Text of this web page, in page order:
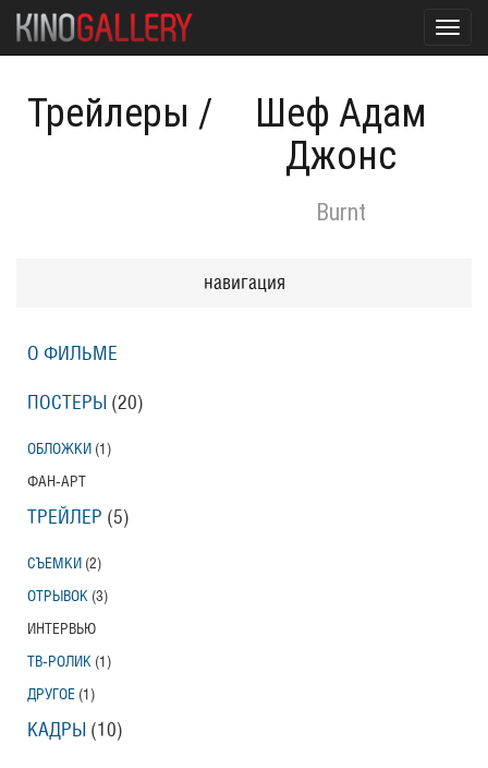
Трейлеры /
Шеф Адам
Джонс
Burnt
навигация
О ФИЛЬМЕ
ПОСТЕРЫ (20)
ОБЛОЖКИ (1)
ФАН-АРТ
ТРЕЙЛЕР (5)
СЪЕМКИ (2)
ОТРЫВОК (3)
ИНТЕРВЬЮ
ТВ-РОЛИК (1)
ДРУГОЕ (1)
КАДРЫ (10)